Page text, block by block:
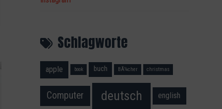
Schlagworte
apple book buch BÃ¼cher christmas
Computer deutsch english